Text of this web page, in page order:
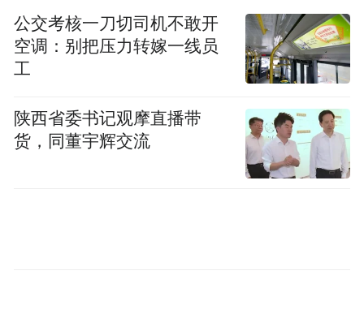
布，本平台仅提供信息存储空间服务。
Notice: The content above (including the videos,
pictures and audios if any) is uploaded and posted
by the user of Dafeng Hao, which is a social media
platform and merely provides information storage
公交考核一刀切司机不敢开
空调：别把压力转嫁一线员
工
陕西省委书记观摩直播带
货，同董宇辉交流